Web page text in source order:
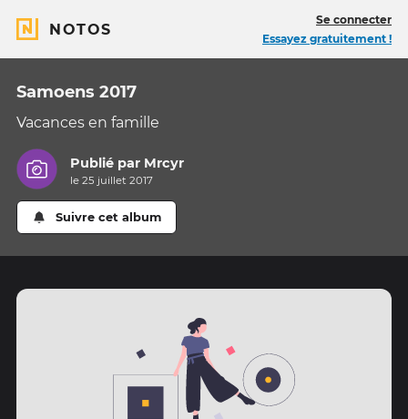
NOTOS
Se connecter
Essayez gratuitement !
Samoens 2017
Vacances en famille
Publié par Mrcyr
le 25 juillet 2017
Suivre cet album